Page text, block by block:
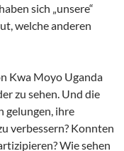
sich „unsere“
welche anderen
Kwa Moyo Uganda
zu sehen. Und die
gelungen, ihre
verbessern? Konnten
Wie sehen